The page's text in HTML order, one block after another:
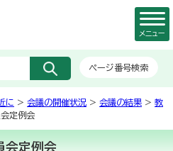
ページ番号検索
メニュー
に > 会議の開催状況 > 会議の結果 > 教
定例会
会定例会